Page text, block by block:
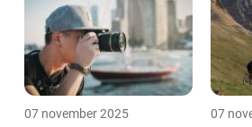
07 november 2025 07